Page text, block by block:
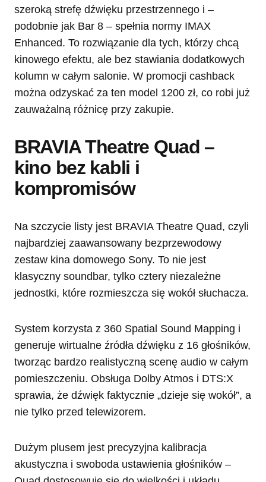
szeroką strefę dźwięku przestrzennego i –
podobnie jak Bar 8 – spełnia normy IMAX
Enhanced. To rozwiązanie dla tych, którzy chcą
kinowego efektu, ale bez stawiania dodatkowych
kolumn w całym salonie. W promocji cashback
można odzyskać za ten model 1200 zł, co robi już
zauważalną różnicę przy zakupie.
BRAVIA Theatre Quad –
kino bez kabli i
kompromisów
Na szczycie listy jest BRAVIA Theatre Quad, czyli
najbardziej zaawansowany bezprzewodowy
zestaw kina domowego Sony. To nie jest
klasyczny soundbar, tylko cztery niezależne
jednostki, które rozmieszcza się wokół słuchacza.
System korzysta z 360 Spatial Sound Mapping i
generuje wirtualne źródła dźwięku z 16 głośników,
tworząc bardzo realistyczną scenę audio w całym
pomieszczeniu. Obsługa Dolby Atmos i DTS:X
sprawia, że dźwięk faktycznie „dzieje się wokół”, a
nie tylko przed telewizorem.
Dużym plusem jest precyzyjna kalibracja
akustyczna i swoboda ustawienia głośników –